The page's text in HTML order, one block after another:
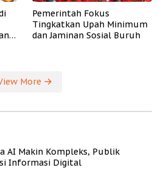
Pemerintah Fokus
Tingkatkan Upah Minimum
dan Jaminan Sosial Buruh
More
AI Makin Kompleks, Publik
Informasi Digital